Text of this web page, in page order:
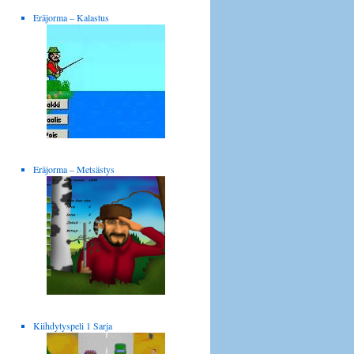
Eräjorma – Kalastus
Eräjorma – Metsästys
Kiihdytyspeli 1 Sarja